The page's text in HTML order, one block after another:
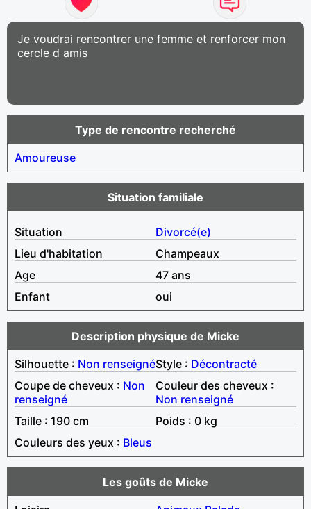
Je voudrai rencontrer une femme et renforcer mon
cercle d amis
Type de rencontre recherché
Amoureuse
Situation familiale
Situation
Divorcé(e)
Lieu d'habitation
Champeaux
Age
47 ans
Enfant
oui
Description physique de Micke
Silhouette : Non renseignéStyle : Décontracté
Coupe de cheveux : Non
renseigné
Couleur des cheveux :
Non renseigné
Taille : 190 cm
Poids : 0 kg
Couleurs des yeux : Bleus
Les goûts de Micke